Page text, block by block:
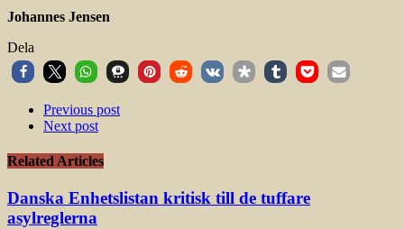
Johannes Jensen
Dela
Previous post
Next post
Related Articles
Danska Enhetslistan kritisk till de tuffare
asylreglerna